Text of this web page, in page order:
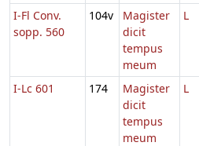
I-Fl Conv.
sopp. 560
104v
Magister
dicit
tempus
meum
L
I-Lc 601 174
Magister
dicit
tempus
meum
L